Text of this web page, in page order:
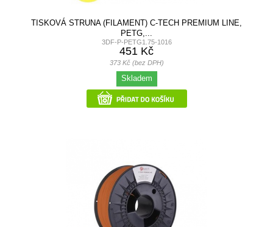
TISKOVÁ STRUNA (FILAMENT) C-TECH PREMIUM LINE,
PETG,...
3DF-P-PETG1.75-1016
451 Kč
373 Kč (bez DPH)
Skladem